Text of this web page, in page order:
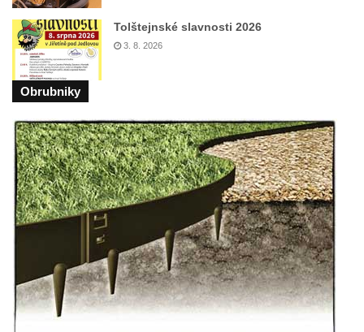
Tolštejnské slavnosti 2026
3. 8. 2026
Obrubniky